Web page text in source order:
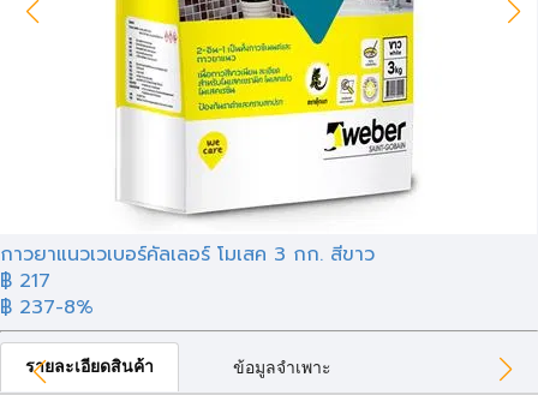
กาวยาแนวเวเบอร์คัลเลอร์ โมเสค 3 กก. สีขาว
฿ 217
฿ 237-8%
รายละเอียดสินค้า ข้อมูลจำเพาะ